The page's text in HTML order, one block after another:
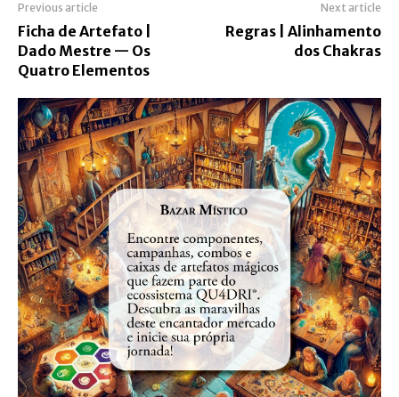
Previous article
Ficha de Artefato |
Dado Mestre — Os
Quatro Elementos
Next article
Regras | Alinhamento
dos Chakras